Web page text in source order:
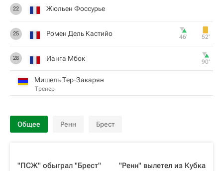
22 Жюльен Фоссурье
25 Ромен Дель Кастийо 46‎’‎ 52‎’‎
28 Ианга Мбок 90‎’‎
Мишель Тер-Закарян
Тренер
Общее Ренн Брест
"ПСЖ" обыграл "Брест"
"Ренн" вылетел из Кубка